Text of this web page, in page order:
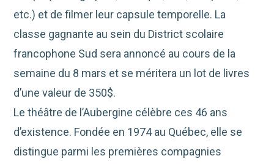
etc.) et de filmer leur capsule temporelle. La
classe gagnante au sein du District scolaire
francophone Sud sera annoncé au cours de la
semaine du 8 mars et se méritera un lot de livres
d’une valeur de 350$.
Le théâtre de l’Aubergine célèbre ces 46 ans
d’existence. Fondée en 1974 au Québec, elle se
distingue parmi les premières compagnies